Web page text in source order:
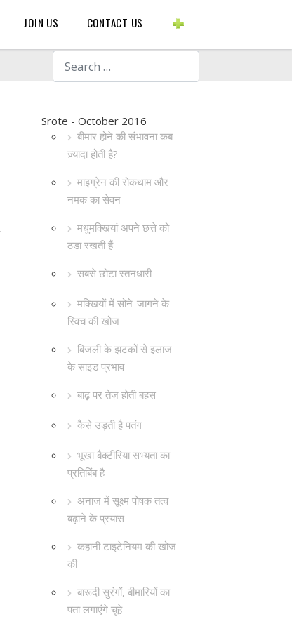
Search
JOIN US CONTACT US
Srote - October 2016
बीमार होने की संभावना कब
ज़्यादा होती है?
माइग्रेन की रोकथाम और
नमक का सेवन
मधुमक्खियां अपने छत्ते को
ठंडा रखती हैं
सबसे छोटा स्तनधारी
मक्खियों में सोने-जागने के
स्विच की खोज
बिजली के झटकों से इलाज
के साइड प्रभाव
बाढ़ पर तेज़ होती बहस
कैसे उड़ती है पतंग
भूखा बैक्टीरिया सभ्यता का
प्रतिबिंब है
अनाज में सूक्ष्म पोषक तत्व
बढ़ाने के प्रयास
कहानी टाइटेनियम की खोज
की
बारूदी सुरंगों, बीमारियों का
पता लगाएंगे चूहे